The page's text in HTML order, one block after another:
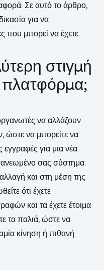
Σε αυτό το άρθρο,
για να
που μπορεί να έχετε.
στιγμή
πλατφόρμα;
να αλλάζουν
ώστε να μπορείτε να
εγγραφές για μια νέα
σας σύστημα.
και στη μέση της
ότι έχετε
και τα έχετε έτοιμα
τα παλιά, ώστε να
κίνηση ή πιθανή